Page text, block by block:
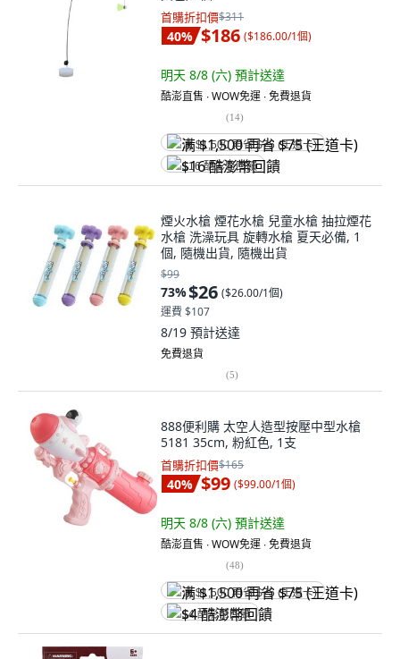
首購折扣價$311
40% $186 ($186.00/1個)
明天 8/8 (六) 預計送達
酷澎直售 ∙ WOW免運 ∙ 免費退貨
(14)
满 $1,500 再省 $75 (王道卡)
$16 酷澎幣回饋
煙火水槍 煙花水槍 兒童水槍 抽拉煙花
水槍 洗澡玩具 旋轉水槍 夏天必備, 1
個, 隨機出貨, 隨機出貨
$99
73%$26 ($26.00/1個)
運費 $107
8/19 預計送達
免費退貨
(5)
888便利購 太空人造型按壓中型水槍
5181 35cm, 粉紅色, 1支
首購折扣價$165
40% $99 ($99.00/1個)
明天 8/8 (六) 預計送達
酷澎直售 ∙ WOW免運 ∙ 免費退貨
(48)
满 $1,500 再省 $75 (王道卡)
$4 酷澎幣回饋